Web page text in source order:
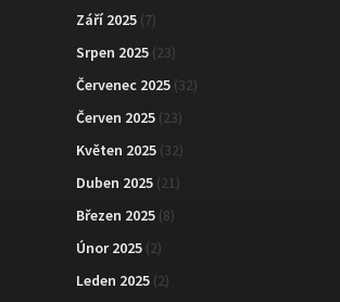
Září 2025 (7)
Srpen 2025 (23)
Červenec 2025 (32)
Červen 2025 (23)
Květen 2025 (32)
Duben 2025 (21)
Březen 2025 (8)
Únor 2025 (2)
Leden 2025 (2)